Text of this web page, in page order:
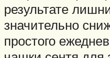
результате
значительно
простого